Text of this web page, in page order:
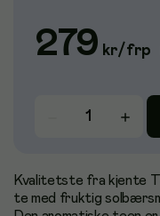
279 kr/frp
Kvalitetste fra kjente
te med fruktig